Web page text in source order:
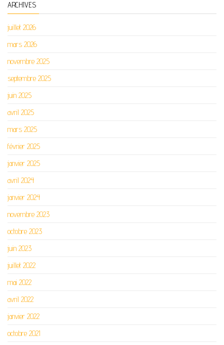
ARCHIVES
juillet 2026
mars 2026
novembre 2025
septembre 2025
juin 2025
avril 2025
mars 2025
février 2025
janvier 2025
avril 2024
janvier 2024
novembre 2023
octobre 2023
juin 2023
juillet 2022
mai 2022
avril 2022
janvier 2022
octobre 2021